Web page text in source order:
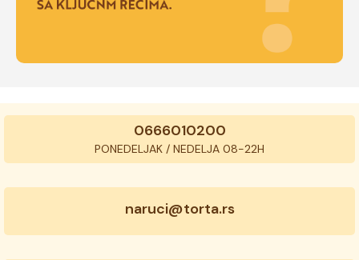
0666010200
PONEDELJAK / NEDELJA 08-22H
naruci@torta.rs